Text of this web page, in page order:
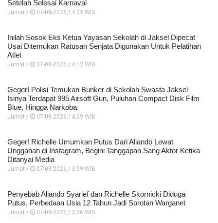
Setelah Selesai Karnaval
Jumat / 07-08-2026,14:21 WIB
Inilah Sosok Eks Ketua Yayasan Sekolah di Jaksel Dipecat
Usai Ditemukan Ratusan Senjata Digunakan Untuk Pelatihan
Atlet
Jumat / 07-08-2026,14:13 WIB
Geger! Polisi Temukan Bunker di Sekolah Swasta Jaksel
Isinya Terdapat 995 Airsoft Gun, Puluhan Compact Disk Film
Blue, Hingga Narkoba
Jumat / 07-08-2026,14:09 WIB
Geger! Richelle Umumkan Putus Dari Aliando Lewat
Unggahan di Instagram, Begini Tanggapan Sang Aktor Ketika
Ditanyai Media
Jumat / 07-08-2026,13:59 WIB
Penyebab Aliando Syarief dan Richelle Skornicki Diduga
Putus, Perbedaan Usia 12 Tahun Jadi Sorotan Warganet
Jumat / 07-08-2026,13:56 WIB